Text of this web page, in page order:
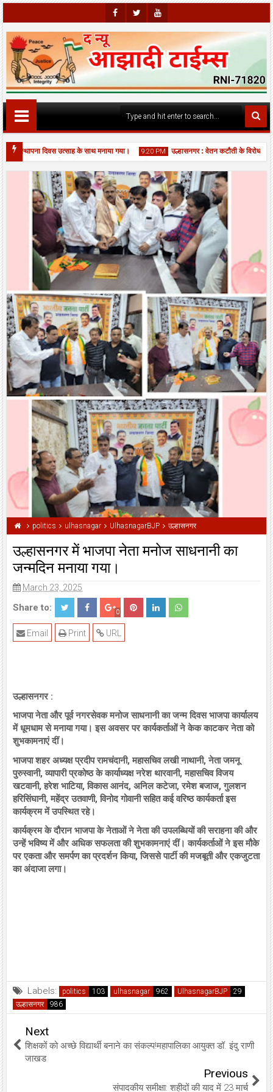
Faceb
Ook
Twitte
R
Youtu
Be
स्थापना दिवस उत्साह के साथ मनाया गया। 9:20 PM
06 Aug
2026
उल्हासनगर : वेतन कटौती के विरोध में सफाई
एकादशी पर बिर्ला मंदिर में भव्य महाआरती, श्रद्धालुओं की उमड़ी भीड़।
politics ulhasnagar UlhasnagarBJP उल्हासनगर
उल्हासनगर में भाजपा नेता मनोज साधनानी का
जन्मदिन मनाया गया।
March 23, 2025
Share to: 0
URL
Print
Email
उल्हासनगर :
भाजपा नेता और पूर्व नगरसेवक मनोज साधनानी का जन्म दिवस भाजपा कार्यालय
में धूमधाम से मनाया गया। इस अवसर पर कार्यकर्ताओं ने केक काटकर नेता को
शुभकामनाएं दीं।
भाजपा शहर अध्यक्ष प्रदीप रामचंदानी, महासचिव लखी नाथानी, नेता जमनू
पुरुस्वानी, व्यापारी प्रकोष्ठ के कार्याध्यक्ष नरेश थारवानी, महासचिव विजय
खटवानी, हरेश भाटिया, विकास आनंद, अनिल कटेजा, रमेश बजाज, गुलशन
हरिसिंघानी, महेंद्र उतवाणी, विनोद गोवानी सहित कई वरिष्ठ कार्यकर्ता इस
कार्यक्रम में उपस्थित रहे।
कार्यक्रम के दौरान भाजपा के नेताओं ने नेता की उपलब्धियों की सराहना की और
उन्हें भविष्य में और अधिक सफलता की शुभकामनाएं दीं। कार्यकर्ताओं ने इस मौके
पर एकता और समर्पण का प्रदर्शन किया, जिससे पार्टी की मजबूती और एकजुटता
का अंदाजा लगा।
Labels: politics ulhasnagar
UlhasnagarBJP
उल्हासनगर
Next
शिक्षकों को अच्छे विद्यार्थी बनाने का संकल्प!महापालिका आयुक्त डॉ. इंदु राणी
जाखड
Previous
संपादकीय समीक्षा: शहीदों की याद में 23 मार्च